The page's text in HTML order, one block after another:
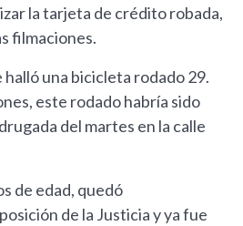
la tarjeta de crédito robada,
filmaciones.
halló una bicicleta rodado 29.
este rodado habría sido
del martes en la calle
de edad, quedó
de la Justicia y ya fue